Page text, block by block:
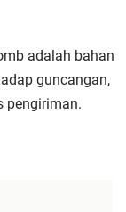
adalah bahan
guncangan,
pengiriman.